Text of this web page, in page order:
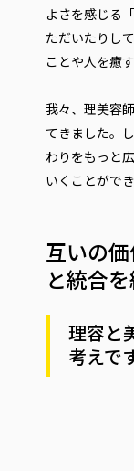
よさを感じる
ただいたりし
ことや人を癒
我々、理美容
てきました。
わりをもっと
いくことがで
互いの
と統合
理容と
考えで